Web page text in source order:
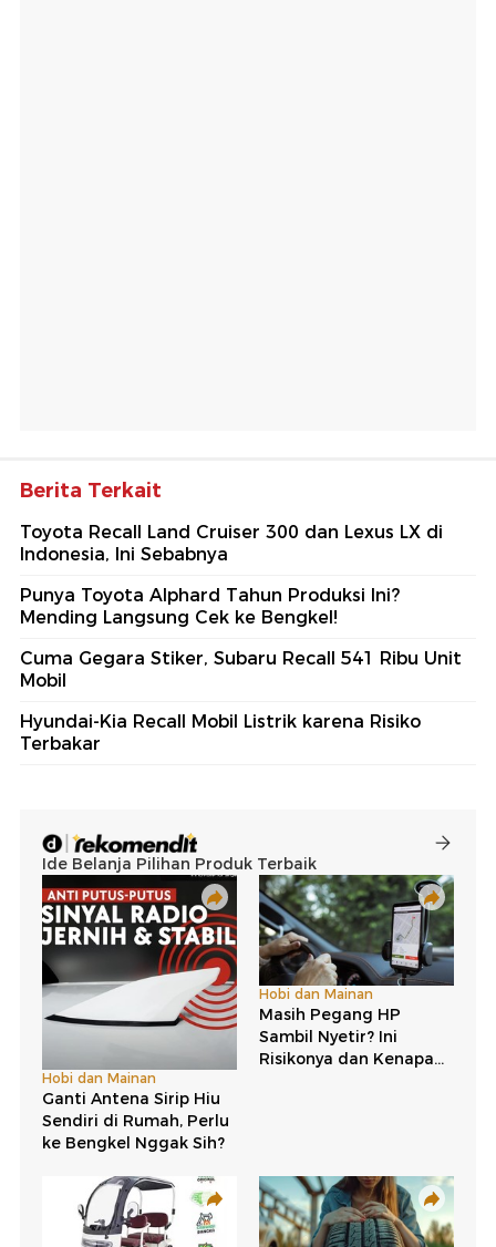
Berita Terkait
Toyota Recall Land Cruiser 300 dan Lexus LX di
Indonesia, Ini Sebabnya
Punya Toyota Alphard Tahun Produksi Ini?
Mending Langsung Cek ke Bengkel!
Cuma Gegara Stiker, Subaru Recall 541 Ribu Unit
Mobil
Hyundai-Kia Recall Mobil Listrik karena Risiko
Terbakar